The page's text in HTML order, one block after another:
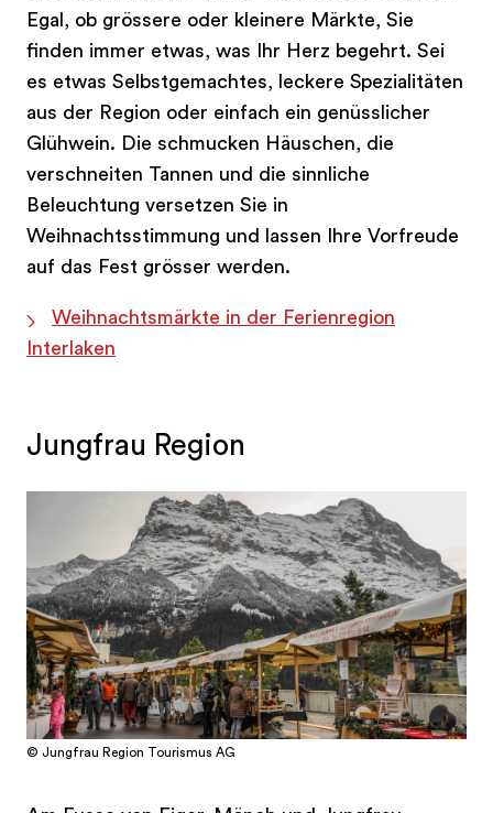
Egal, ob grössere oder kleinere Märkte, Sie
finden immer etwas, was Ihr Herz begehrt. Sei
es etwas Selbstgemachtes, leckere Spezialitäten
aus der Region oder einfach ein genüsslicher
Glühwein. Die schmucken Häuschen, die
verschneiten Tannen und die sinnliche
Beleuchtung versetzen Sie in
Weihnachtsstimmung und lassen Ihre Vorfreude
auf das Fest grösser werden.
Weihnachtsmärkte in der Ferienregion
Interlaken
Jungfrau Region
© Jungfrau Region Tourismus AG